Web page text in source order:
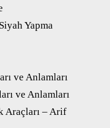
Yapma
ve Anlamları
ve Anlamları
Araçları – Arif